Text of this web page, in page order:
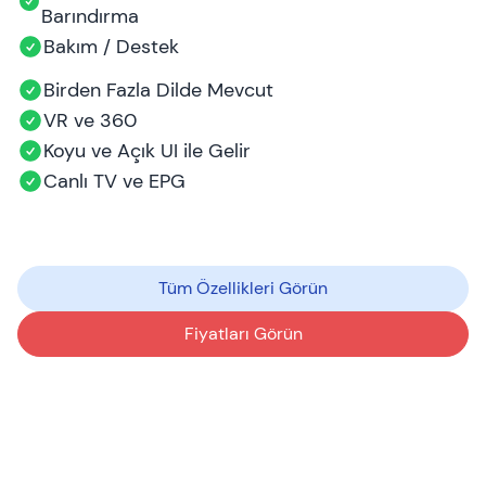
Barındırma
Bakım / Destek
Birden Fazla Dilde Mevcut
VR ve 360
Koyu ve Açık UI ile Gelir
Canlı TV ve EPG
Tüm Özellikleri Görün
Fiyatları Görün